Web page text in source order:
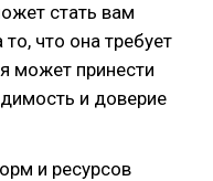
стать вам
что она требует
может принести
и доверие
и ресурсов